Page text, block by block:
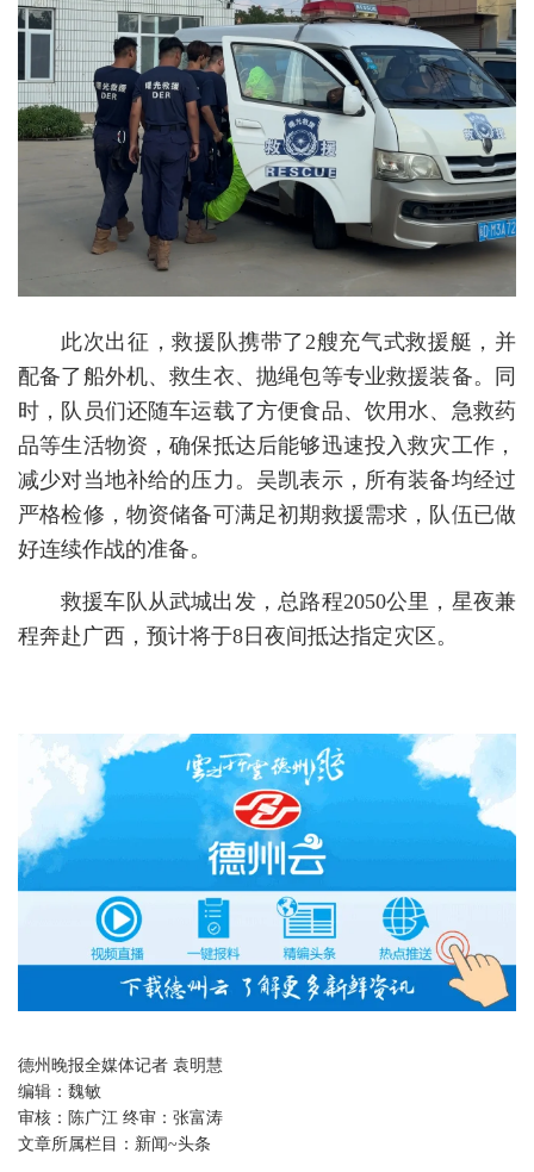
此次出征，救援队携带了2艘充气式救援艇，并
配备了船外机、救生衣、抛绳包等专业救援装备。同
时，队员们还随车运载了方便食品、饮用水、急救药
品等生活物资，确保抵达后能够迅速投入救灾工作，
减少对当地补给的压力。吴凯表示，所有装备均经过
严格检修，物资储备可满足初期救援需求，队伍已做
好连续作战的准备。
救援车队从武城出发，总路程2050公里，星夜兼
程奔赴广西，预计将于8日夜间抵达指定灾区。
德州晚报全媒体记者 袁明慧
编辑： 魏敏
审核： 陈广江 终审：张富涛
文章所属栏目： 新闻~头条